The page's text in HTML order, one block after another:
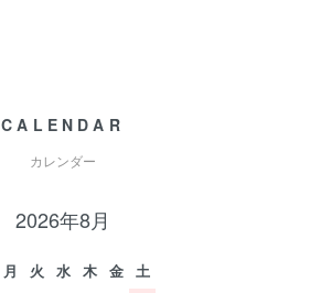
CALENDAR
カレンダー
2026年8月
月 火 水 木 金
土